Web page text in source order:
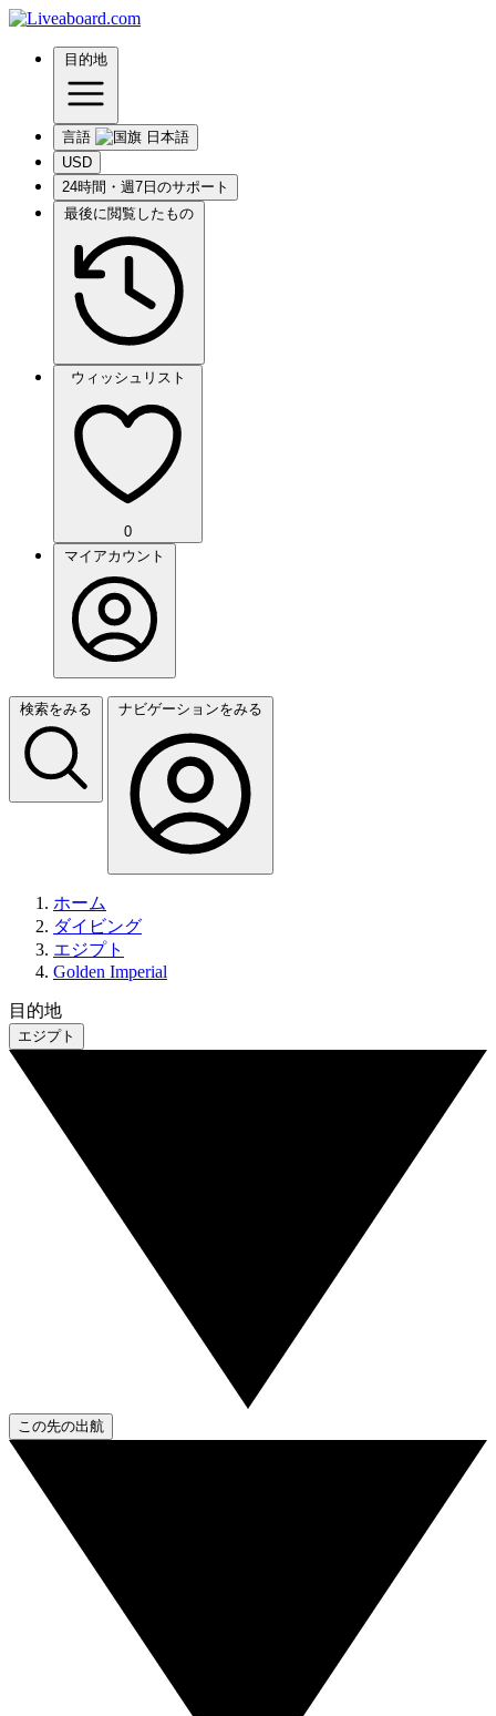
目的地
言語
USD
24時間・週7日のサポート
最後に閲覧したもの
ウィッシュリスト
0
マイアカウント
検索をみる ナビゲーションをみる
ホーム
ダイビング
エジプト
Golden Imperial
目的地
エジプト
この先の出航